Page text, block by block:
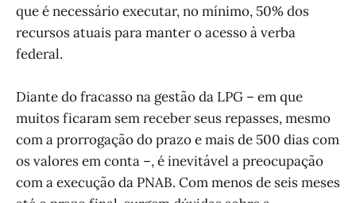
que é necessário executar, no mínimo, 50% dos
recursos atuais para manter o acesso à verba
federal.
Diante do fracasso na gestão da LPG – em que
muitos ficaram sem receber seus repasses, mesmo
com a prorrogação do prazo e mais de 500 dias com
os valores em conta –, é inevitável a preocupação
com a execução da PNAB. Com menos de seis meses